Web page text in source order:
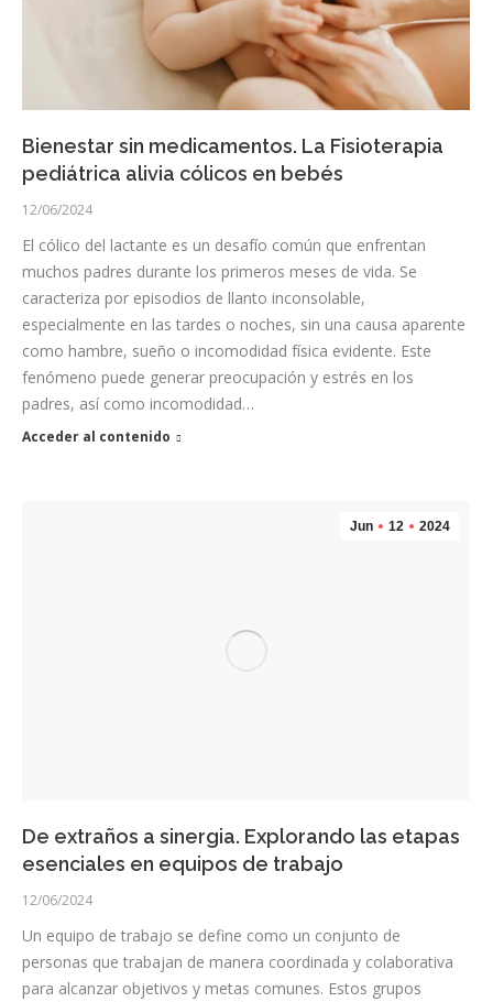
Bienestar sin medicamentos. La Fisioterapia
pediátrica alivia cólicos en bebés
12/06/2024
El cólico del lactante es un desafío común que enfrentan
muchos padres durante los primeros meses de vida. Se
caracteriza por episodios de llanto inconsolable,
especialmente en las tardes o noches, sin una causa aparente
como hambre, sueño o incomodidad física evidente. Este
fenómeno puede generar preocupación y estrés en los
padres, así como incomodidad…
Acceder al contenido
Jun 12 2024
De extraños a sinergia. Explorando las etapas
esenciales en equipos de trabajo
12/06/2024
Un equipo de trabajo se define como un conjunto de
personas que trabajan de manera coordinada y colaborativa
para alcanzar objetivos y metas comunes. Estos grupos